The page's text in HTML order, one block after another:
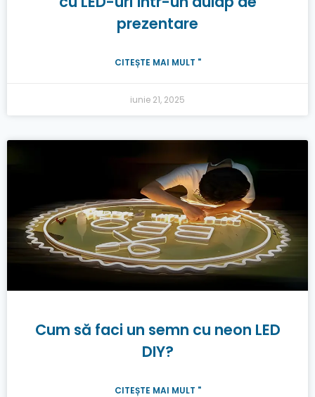
prezentare
CITEȘTE MAI MULT "
iunie 21, 2025
Cum să faci un semn cu neon LED
DIY?
CITEȘTE MAI MULT "